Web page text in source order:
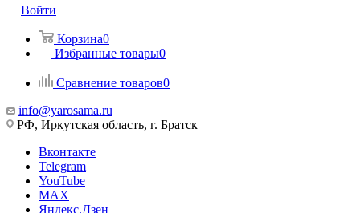
Войти
Корзина0
Избранные товары0
Сравнение товаров0
info@yarosama.ru
РФ, Иркутская область, г. Братск
Вконтакте
Telegram
YouTube
MAX
Яндекс.Дзен